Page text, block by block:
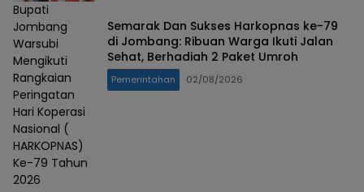
Bupati
Jombang
Warsubi
Mengikuti
Rangkaian
Peringatan
Hari Koperasi
Nasional (
HARKOPNAS)
Ke-79 Tahun
2026
Semarak Dan Sukses Harkopnas ke-79
di Jombang: Ribuan Warga Ikuti Jalan
Sehat, Berhadiah 2 Paket Umroh
Pemerintahan 02/08/2026